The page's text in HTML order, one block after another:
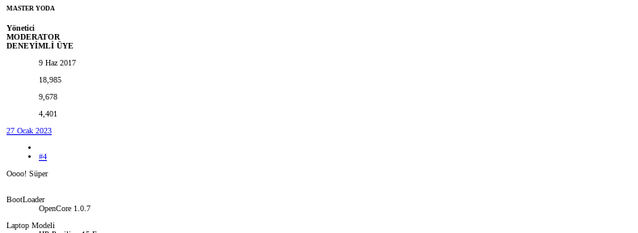
MASTER YODA
Yönetici
MODERATOR
DENEYİMLİ ÜYE
9 Haz 2017
18,985
9,678
4,401
27 Ocak 2023
#4
Oooo! Süper
BootLoader
OpenCore 1.0.7
Laptop Modeli